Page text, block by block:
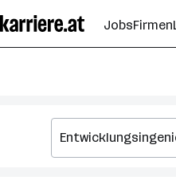
Seiteninhalt
springen
JobsFirmen